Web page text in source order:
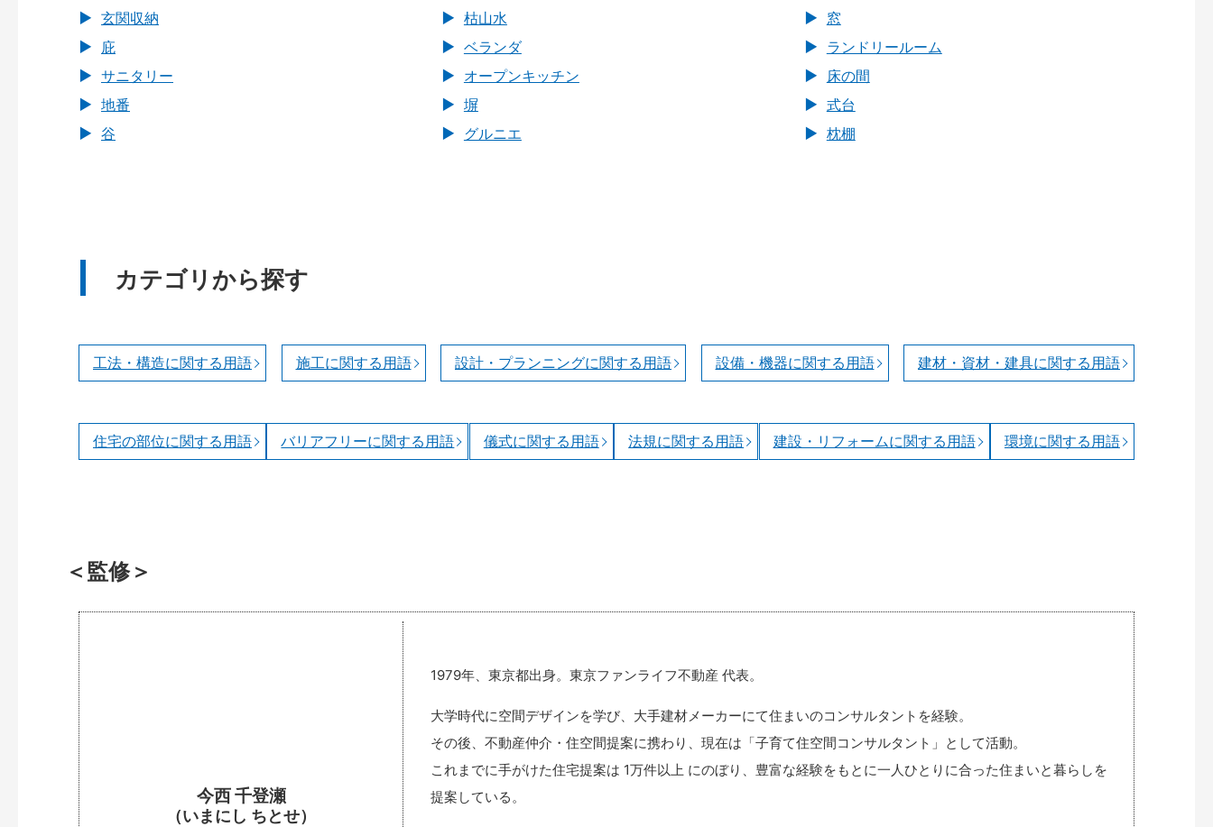
玄関収納
枯山水
窓
庇
ベランダ
ランドリールーム
サニタリー
オープンキッチン
床の間
地番
塀
式台
谷
グルニエ 枕棚
カテゴリから探す
工法・構造に関する用語 施工に関する用語 設計・プランニングに関する用語 設備・機器に関する用語 建材・資材・建具に関する用語
住宅の部位に関する用語 バリアフリーに関する用語 儀式に関する用語 法規に関する用語 建設・リフォームに関する用語 環境に関する用語
＜監修＞
今西 千登瀬
（いまにし ちとせ）
1979年、東京都出身。東京ファンライフ不動産 代表。
大学時代に空間デザインを学び、大手建材メーカーにて住まいのコンサルタントを経験。
その後、不動産仲介・住空間提案に携わり、現在は「子育て住空間コンサルタント」として活動。
これまでに手がけた住宅提案は 1万件以上 にのぼり、豊富な経験をもとに一人ひとりに合った住まいと暮らしを
提案している。